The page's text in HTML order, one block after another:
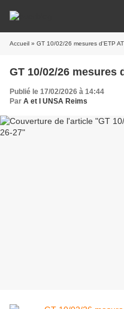
Accueil » GT 10/02/26 mesures d'ETP
GT 10/02/26 mesures
Publié le 17/02/2026 à 14:44
Par A et I UNSA Reims